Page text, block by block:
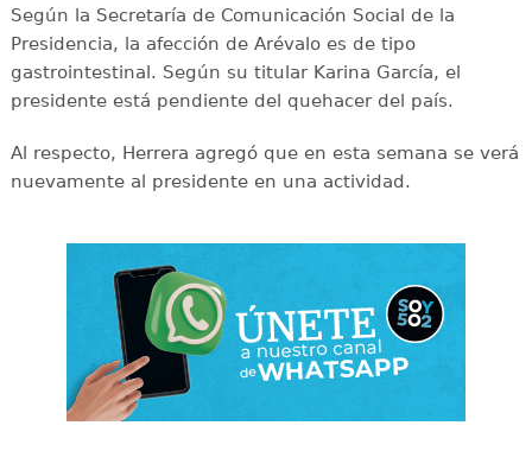
Según la Secretaría de Comunicación Social de la
Presidencia, la afección de Arévalo es de tipo
gastrointestinal. Según su titular Karina García, el
presidente está pendiente del quehacer del país.
Al respecto, Herrera agregó que en esta semana se verá
nuevamente al presidente en una actividad.